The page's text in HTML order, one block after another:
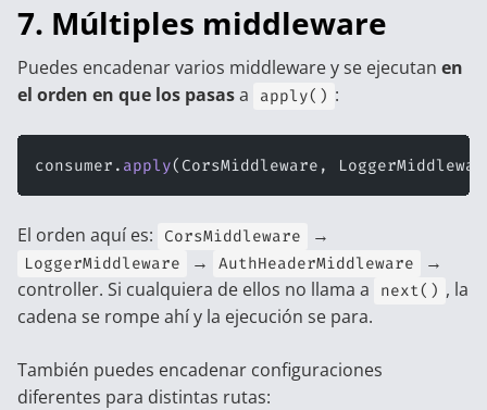
7. Múltiples middleware
Puedes encadenar varios middleware y se ejecutan en
el orden en que los pasasa apply() :
consumer. apply(CorsMiddleware,
El orden aquí es: CorsMiddleware →
LoggerMiddleware → AuthHeaderMiddleware
→
controller. Si cualquiera de ellos no llama a
next() , la
cadena se rompe ahí y la ejecución se para.
También puedes encadenar configuraciones
diferentes para distintas rutas: